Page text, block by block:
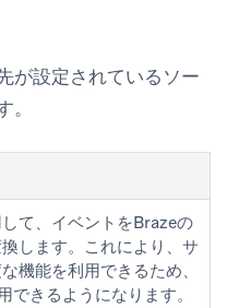
が設定されているソー
て、イベントをBrazeの
します。これにより、サ
機能を利用できるため、
きるようになります。